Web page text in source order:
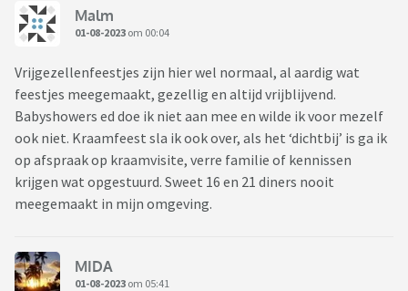
Malm
01-08-2023 om 00:04
Vrijgezellenfeestjes zijn hier wel normaal, al aardig wat
feestjes meegemaakt, gezellig en altijd vrijblijvend.
Babyshowers ed doe ik niet aan mee en wilde ik voor mezelf
ook niet. Kraamfeest sla ik ook over, als het ‘dichtbij’ is ga ik
op afspraak op kraamvisite, verre familie of kennissen
krijgen wat opgestuurd. Sweet 16 en 21 diners nooit
meegemaakt in mijn omgeving.
MIDA
01-08-2023 om 05:41